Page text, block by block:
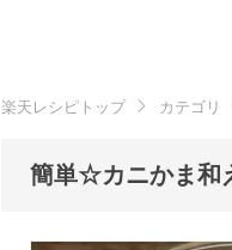
楽天レシピトップ カテゴリ
簡単☆カニかま和